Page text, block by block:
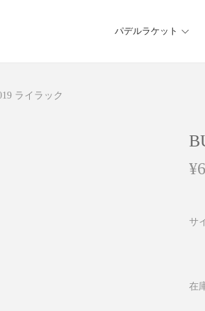
パデルラケット
ライラック
¥
サ
在